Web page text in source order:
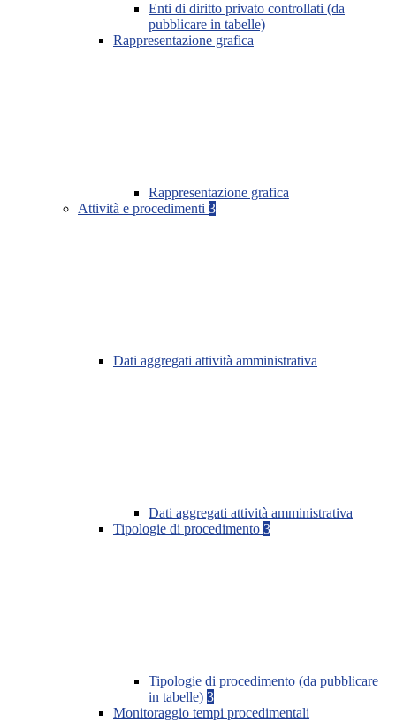
Enti di diritto privato controllati (da
pubblicare in tabelle)
Rappresentazione grafica
Rappresentazione grafica
Attività e procedimenti 3
Dati aggregati attività amministrativa
Dati aggregati attività amministrativa
Tipologie di procedimento 3
Tipologie di procedimento (da pubblicare
in tabelle) 3
Monitoraggio tempi procedimentali